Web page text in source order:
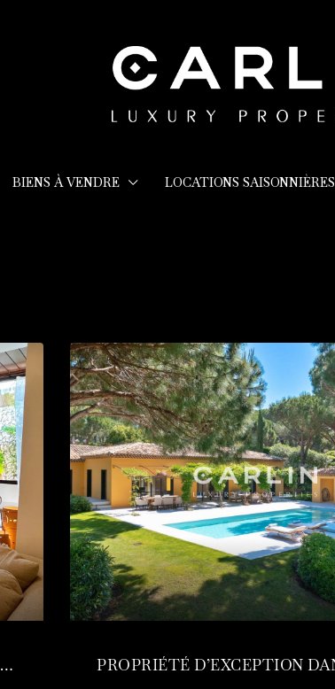
BIENS À VENDRE LOCATIONS SAISONNIÈRES
APPARTEMENT 3 CHAMBRES, PLACE DES LICES À PIED